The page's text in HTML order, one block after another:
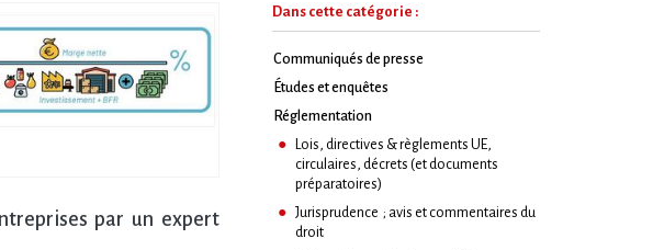
par un expert
Dans cette catégorie :
Communiqués de presse
Études et enquêtes
Réglementation
Lois, directives & règlements UE,
circulaires, décrets (et documents
préparatoires)
Jurisprudence ; avis et commentaires du
droit